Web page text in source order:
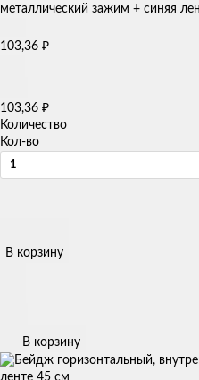
103,36 ₽
103,36 ₽
Количество
Кол-во
В корзину
В корзину